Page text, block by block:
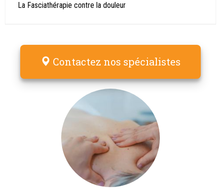
La Fasciathérapie contre la douleur
Contactez nos spécialistes